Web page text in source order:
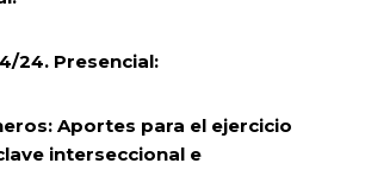
24. Presencial:
Aportes para el ejercicio
interseccional e